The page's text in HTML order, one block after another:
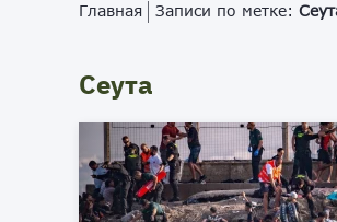
Главная Записи по метке:
Сеута